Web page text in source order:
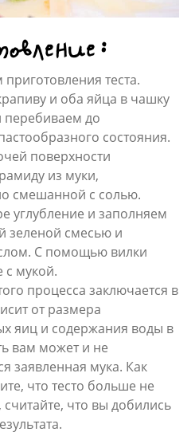
теста.
и оба яйца в чашку
перебиваем до
состояния.
поверхности
из муки,
смешанной с солью.
углубление и заполняем
зеленой смесью и
С помощью вилки
с мукой.
процесса заключается в
от размера
яиц и содержания воды в
вам может и не
заявленная мука. Как
что тесто больше не
считайте, что вы добились